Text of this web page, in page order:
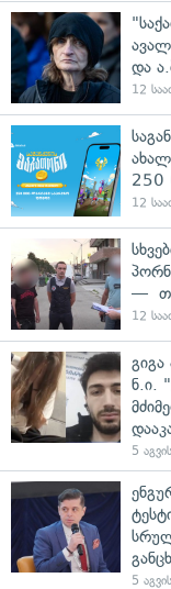
და
12
250
12
—
12
ნ.ი.
5
5